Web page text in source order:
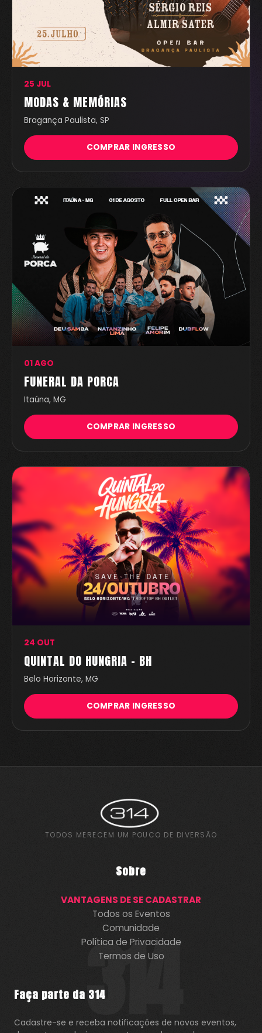
25 JUL
MODAS & MEMÓRIAS
Bragança Paulista, SP
COMPRAR INGRESSO
01 AGO
FUNERAL DA PORCA
Itaúna, MG
COMPRAR INGRESSO
24 OUT
QUINTAL DO HUNGRIA - BH
Belo Horizonte, MG
COMPRAR INGRESSO
314
TODOS MERECEM UM POUCO DE DIVERSÃO
Sobre
VANTAGENS DE SE CADASTRAR
Todos os Eventos
Comunidade
Política de Privacidade
Termos de Uso
Faça parte da 314
Cadastre-se e receba notificações de novos eventos,